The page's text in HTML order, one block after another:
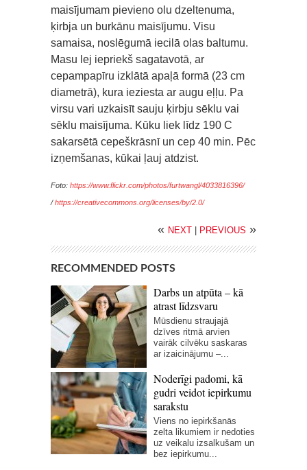
maisījumam pievieno olu dzeltenuma,
ķirbja un burkānu maisījumu. Visu
samaisa, noslēgumā iecilā olas baltumu.
Masu lej iepriekš sagatavotā, ar
cepampapīru izklātā apaļā formā (23 cm
diametrā), kura ieziesta ar augu eļļu. Pa
virsu vari uzkaisīt sauju ķirbju sēklu vai
sēklu maisījuma. Kūku liek līdz 190 C
sakarsētā cepeškrāsnī un cep 40 min. Pēc
izņemšanas, kūkai ļauj atdzist.
Foto: https://www.flickr.com/photos/furtwangl/4033816396/
/https://creativecommons.org/licenses/by/2.0/
« NEXT PREVIOUS »
RECOMMENDED POSTS
Darbs un atpūta – kā
atrast līdzsvaru
Mūsdienu straujajā
dzīves ritmā arvien
vairāk cilvēku saskaras
ar izaicinājumu –...
Noderīgi padomi, kā
gudri veidot iepirkumu
sarakstu
Viens no iepirkšanās
zelta likumiem ir nedoties
uz veikalu izsalkušam un
bez iepirkumu...